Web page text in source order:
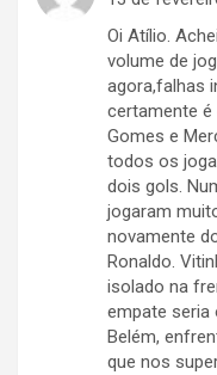
Oi Atílio.
volume de
agora,falhas
certamente é
Gomes e
todos os
dois gols.
jogaram
novamente
Ronaldo.
isolado na
empate seria
Belém,
que nos